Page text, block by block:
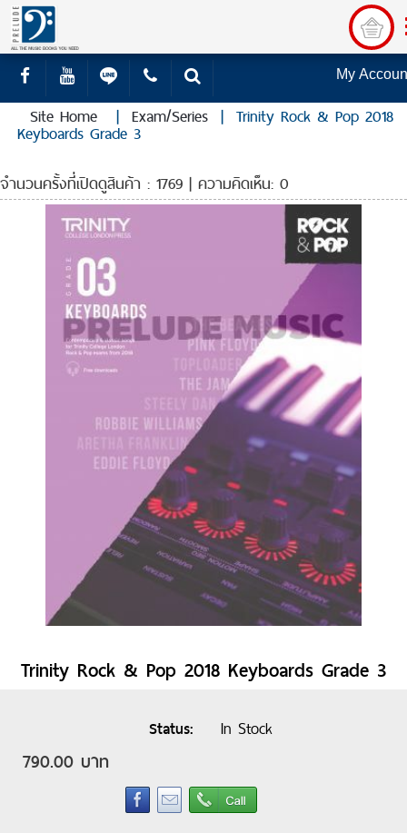
My
Site Home | Exam/Series | Trinity Rock & Pop 2018
Keyboards Grade 3
จำนวนครั้งที่เปิดดูสินค้า : 1769 | ความคิดเห็น: 0
Trinity Rock & Pop 2018 Keyboards Grade 3
Status In Stock
790.00 บาท